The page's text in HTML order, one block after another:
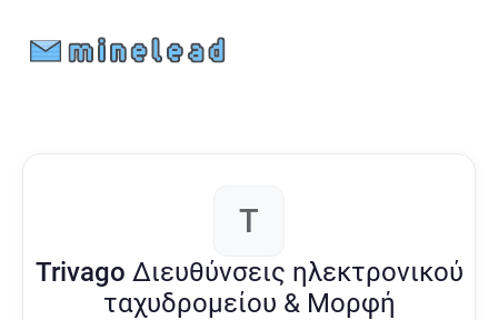
T
Trivago Διευθύνσεις ηλεκτρονικού
ταχυδρομείου & Μορφή